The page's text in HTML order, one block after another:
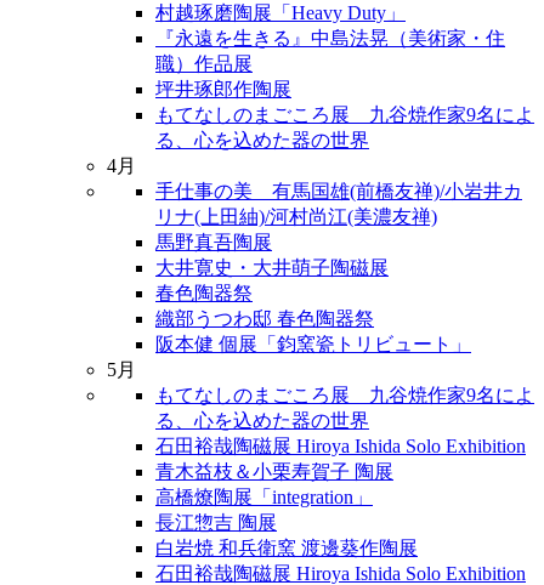
村越琢磨陶展「Heavy Duty」
『永遠を生きる』中島法晃（美術家・住
職）作品展
坪井琢郎作陶展
もてなしのまごころ展 九谷焼作家9名によ
る、心を込めた器の世界
4月
手仕事の美 有馬国雄(前橋友禅)/小岩井カ
リナ(上田紬)/河村尚江(美濃友禅)
馬野真吾陶展
大井寛史・大井萌子陶磁展
春色陶器祭
織部うつわ邸 春色陶器祭
阪本健 個展「鈞窯瓷トリビュート」
5月
もてなしのまごころ展 九谷焼作家9名によ
る、心を込めた器の世界
石田裕哉陶磁展 Hiroya Ishida Solo Exhibition
青木益枝＆小栗寿賀子 陶展
高橋燎陶展「integration」
長江惣吉 陶展
白岩焼 和兵衛窯 渡邊葵作陶展
石田裕哉陶磁展 Hiroya Ishida Solo Exhibition